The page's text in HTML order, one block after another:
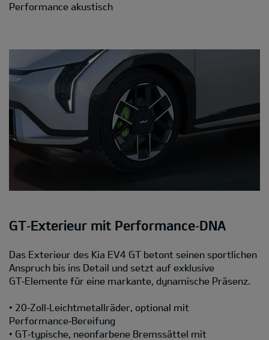
Performance akustisch
GT‑Exterieur mit Performance‑DNA
Das Exterieur des Kia EV4 GT betont seinen sportlichen
Anspruch bis ins Detail und setzt auf exklusive
GT‑Elemente für eine markante, dynamische Präsenz.
• 20‑Zoll‑Leichtmetallräder, optional mit
Performance‑Bereifung
• GT‑typische, neonfarbene Bremssättel mit